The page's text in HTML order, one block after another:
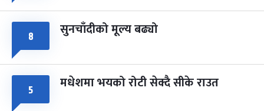
८ सुनचाँदीको मूल्य बढ्यो
५ मधेशमा भयको रोटी सेक्दै सीके राउत